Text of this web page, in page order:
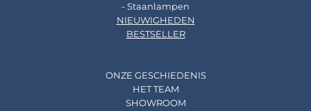
- Staanlampen
NIEUWIGHEDEN
BESTSELLER
ONZE GESCHIEDENIS
HET TEAM
SHOWROOM